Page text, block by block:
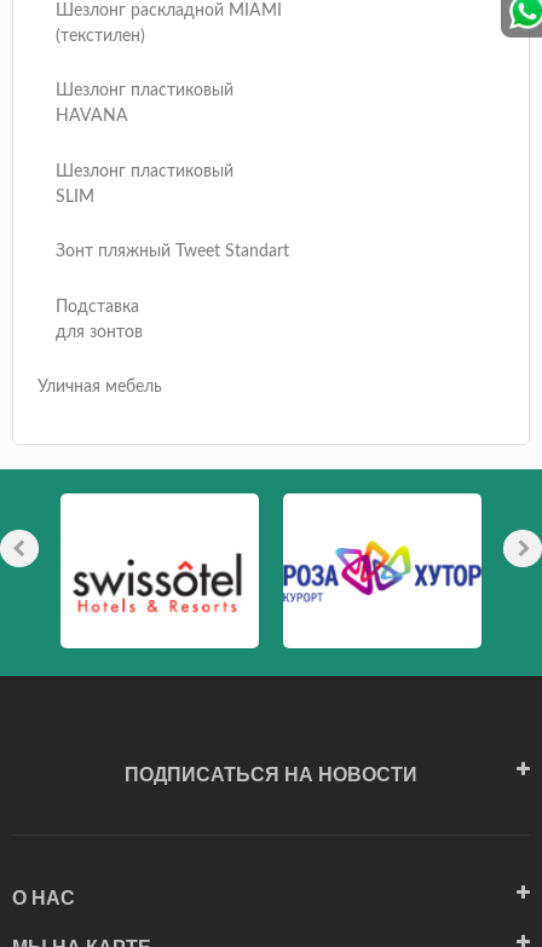
Шезлонг раскладной MIAMI
(текстилен)
Шезлонг пластиковый
HAVANA
Шезлонг пластиковый
SLIM
Зонт пляжный Tweet Standart
Подставка
для зонтов
Уличная мебель
ПОДПИСАТЬСЯ НА НОВОСТИ
О НАС